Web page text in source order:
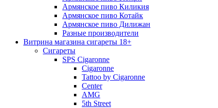
Армянское пиво Киликия
Армянское пиво Котайк
Армянское пиво Дилижан
Разные производители
Витрина магазина сигареты 18+
Cигареты
SPS Cigaronne
Сigaronne
Tattoo by Cigaronne
Center
AMG
5th Street